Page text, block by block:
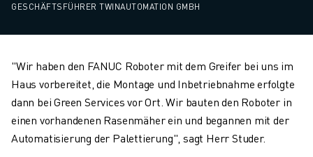
GESCHÄFTSFÜHRER TWINAUTOMATION GMBH
"Wir haben den FANUC Roboter mit dem Greifer bei uns im
Haus vorbereitet, die Montage und Inbetriebnahme erfolgte
dann bei Green Services vor Ort. Wir bauten den Roboter in
einen vorhandenen Rasenmäher ein und begannen mit der
Automatisierung der Palettierung", sagt Herr Studer.